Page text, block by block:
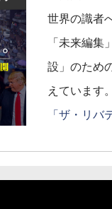
世界の識者
「未来編
設」のため
えています。
「ザ・リ